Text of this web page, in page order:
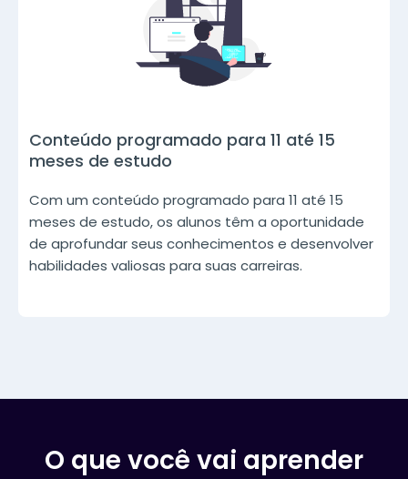
Conteúdo programado para 11 até 15
meses de estudo
Com um conteúdo programado para 11 até 15
meses de estudo, os alunos têm a oportunidade
de aprofundar seus conhecimentos e desenvolver
habilidades valiosas para suas carreiras.
O que você vai aprender